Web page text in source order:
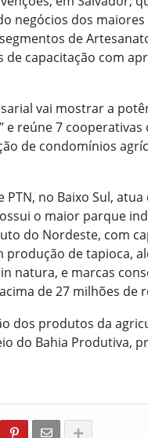
negócios dos
de
de capacitação com
vai mostrara
e reúne 7 cooperativas
de condomínios
no Baixo Sul,
o maior parque
do Nordeste, com
de tapioca,
natura, e marcas
de 27 milhões de
dos produtos da
do Bahia Produtiva,